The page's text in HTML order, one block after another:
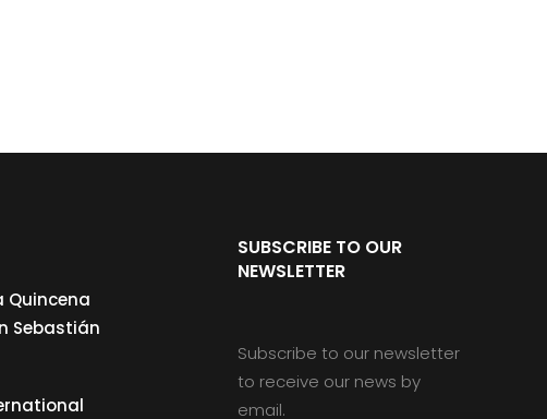
Quincena
Sebastián
SUBSCRIBE TO OUR
NEWSLETTER
Subscribe to our newsletter
to receive our news by
email.